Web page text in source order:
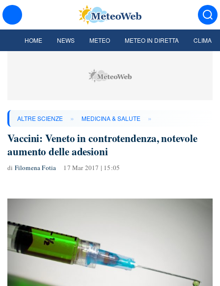
HOME NEWS METEO METEO IN DIRETTA CLIMA
ALTRE SCIENZE » MEDICINA & SALUTE »
Vaccini: Veneto in controtendenza, notevole
aumento delle adesioni
di Filomena Fotia 17 Mar 2017 | 15:05